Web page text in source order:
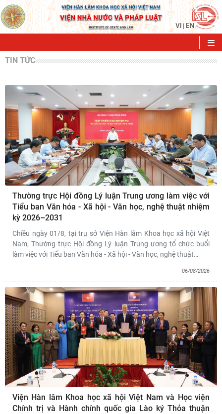
VI | EN
TIN TỨC
Thường trực Hội đồng Lý luận Trung ương làm việc với
Tiểu ban Văn hóa - Xã hội - Văn học, nghệ thuật nhiệm
kỳ 2026–2031
Chiều ngày 01/8, tại trụ sở Viện Hàn lâm Khoa học xã hội Việt
Nam, Thường trực Hội đồng Lý luận Trung ương tổ chức buổi
làm việc với Tiểu ban Văn hóa - Xã hội - Văn học, nghệ thuật…
06/08/2026
Viện Hàn lâm Khoa học xã hội Việt Nam và Học viện
Chính trị và Hành chính quốc gia Lào ký Thỏa thuận